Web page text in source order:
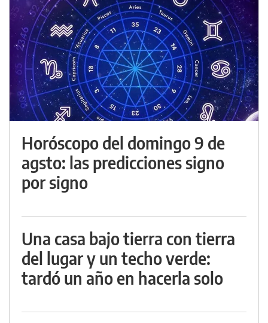
Horóscopo del domingo 9 de
agsto: las predicciones signo
por signo
Una casa bajo tierra con tierra
del lugar y un techo verde:
tardó un año en hacerla solo